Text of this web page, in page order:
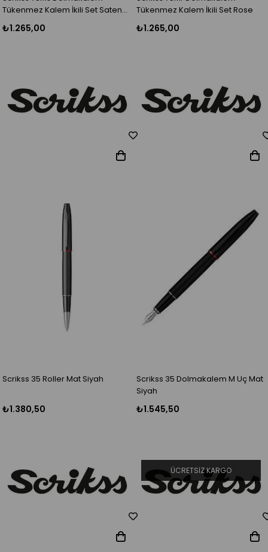
Tükenmez Kalem İkili Set Saten
₺1.265,00
Tükenmez Kalem İkili Set Rose
₺1.265,00
Scrikss 35 Roller Mat Siyah
₺1.380,50
Scrikss 35 Dolmakalem M Uç Mat
Siyah
₺1.545,50
ÜCRETSIZ KARGO